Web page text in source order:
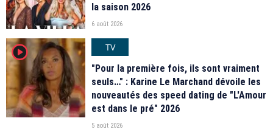
la saison 2026
6 août 2026
player2
TV
"Pour la première fois, ils sont vraiment
seuls…" : Karine Le Marchand dévoile les
nouveautés des speed dating de "L'Amour
est dans le pré" 2026
5 août 2026